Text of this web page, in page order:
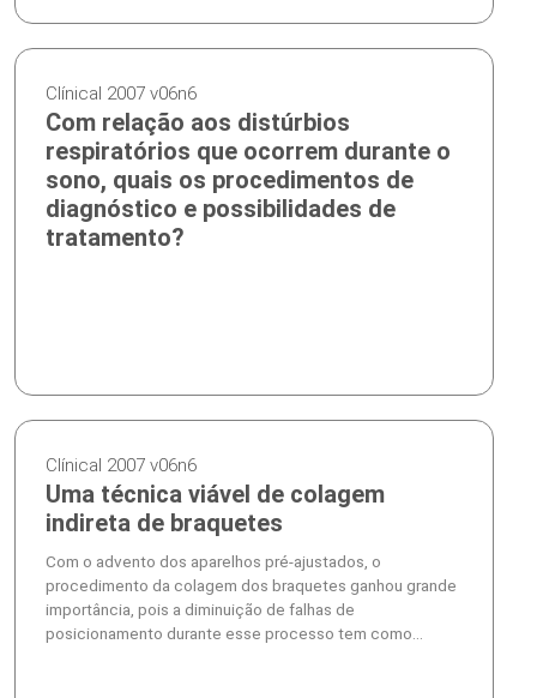
Clínical 2007 v06n6
Com relação aos distúrbios
respiratórios que ocorrem durante o
sono, quais os procedimentos de
diagnóstico e possibilidades de
tratamento?
Clínical 2007 v06n6
Uma técnica viável de colagem
indireta de braquetes
Com o advento dos aparelhos pré-ajustados, o
procedimento da colagem dos braquetes ganhou grande
importância, pois a diminuição de falhas de
posicionamento durante esse processo tem como...